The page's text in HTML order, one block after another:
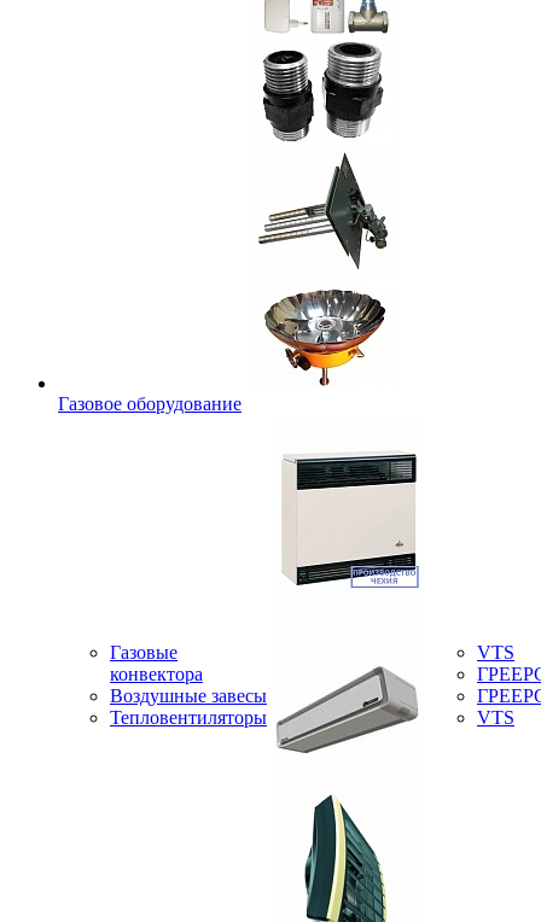
Газовое оборудование
Газовые
конвектора
Воздушные завесы
Тепловентиляторы
VTS
VTS